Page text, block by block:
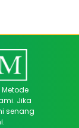
Jika
senang